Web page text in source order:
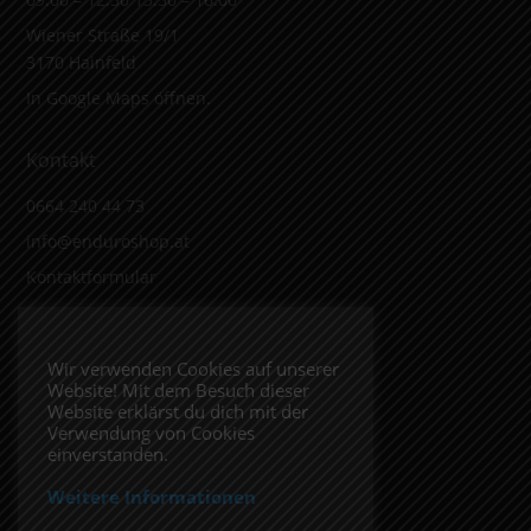
Wiener Straße 19/1
3170 Hainfeld
In Google Maps öffnen.
Kontakt
0664 240 44 73
info@enduroshop.at
Kontaktformular
Impressum
Datenschutzerklärung
Folge uns
Wir verwenden Cookies auf unserer
Website! Mit dem Besuch dieser
Website erklärst du dich mit der
Verwendung von Cookies
einverstanden.
Weitere Informationen